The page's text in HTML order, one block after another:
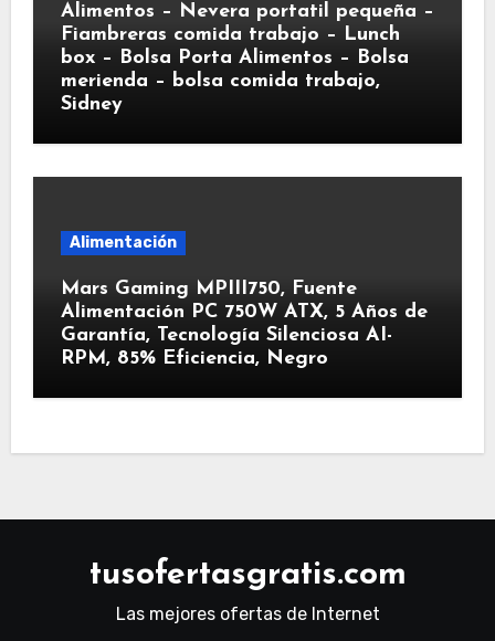
Alimentos – Nevera portatil pequeña –
Fiambreras comida trabajo – Lunch
box – Bolsa Porta Alimentos – Bolsa
merienda – bolsa comida trabajo,
Sidney
Alimentación
Mars Gaming MPIII750, Fuente
Alimentación PC 750W ATX, 5 Años de
Garantía, Tecnología Silenciosa AI-
RPM, 85% Eficiencia, Negro
tusofertasgratis.com
Las mejores ofertas de Internet